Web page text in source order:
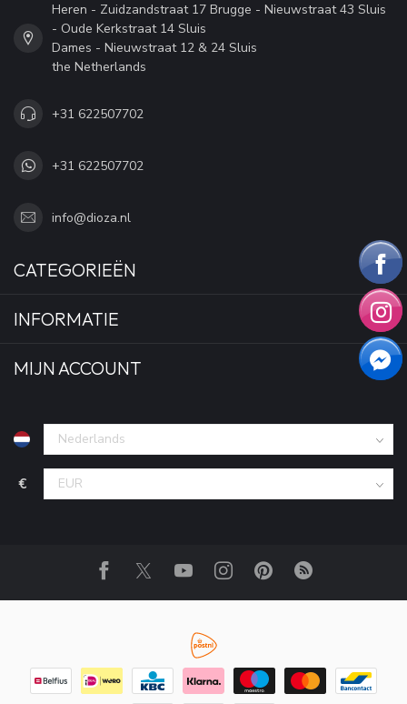
Heren - Zuidzandstraat 17 Brugge - Nieuwstraat 43 Sluis
- Oude Kerkstraat 14 Sluis
Dames - Nieuwstraat 12 & 24 Sluis
the Netherlands
+31 622507702
+31 622507702
info@dioza.nl
CATEGORIEËN
INFORMATIE
MIJN ACCOUNT
€